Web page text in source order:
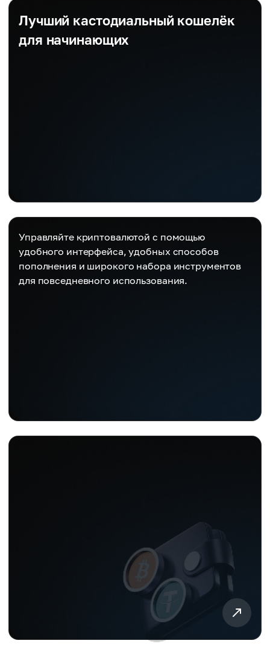
Лучший кастодиальный кошелёк
для начинающих
Управляйте криптовалютой с помощью
удобного интерфейса, удобных способов
пополнения и широкого набора инструментов
для повседневного использования.